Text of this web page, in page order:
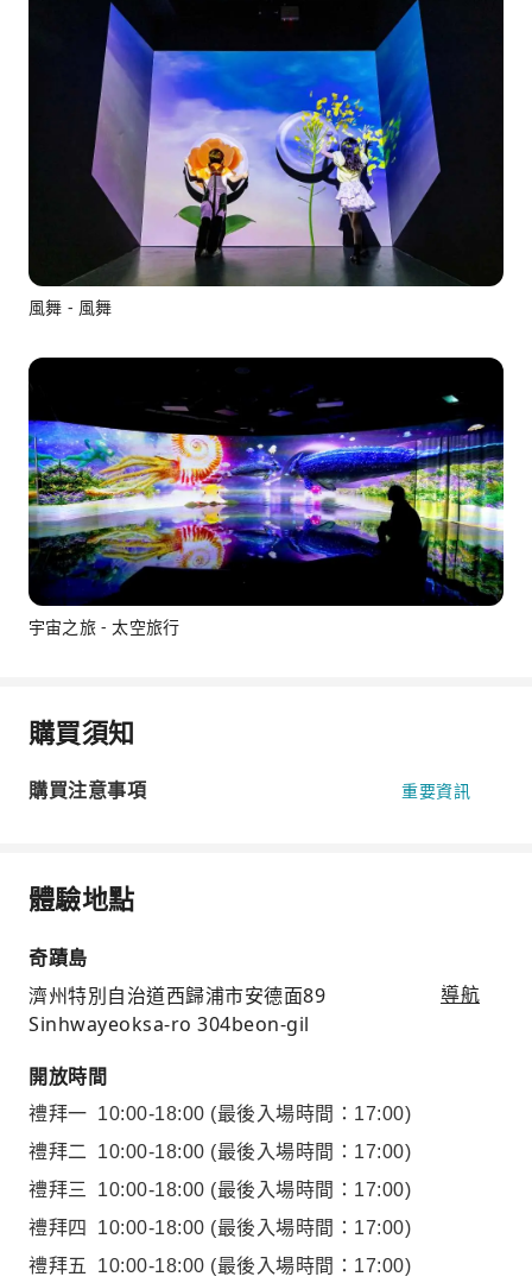
風舞 - 風舞
宇宙之旅 - 太空旅行
購買須知
購買注意事項 重要資訊
體驗地點
奇蹟島
濟州特別自治道西歸浦市安德面89
Sinhwayeoksa-ro 304beon-gil
導航
開放時間
禮拜一 10:00-18:00 (最後入場時間：17:00)
禮拜二
10:00-18:00 (最後入場時間：17:00)
禮拜三
10:00-18:00 (最後入場時間：17:00)
禮拜四
10:00-18:00 (最後入場時間：17:00)
禮拜五
10:00-18:00 (最後入場時間：17:00)